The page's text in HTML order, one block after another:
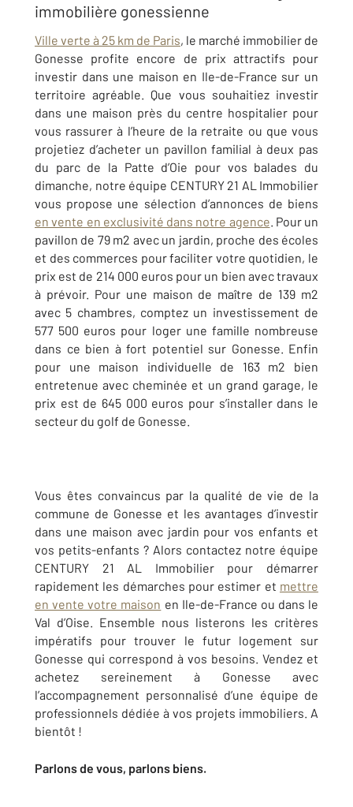
immobilière gonessienne
Ville verte à 25 km de Paris, le marché immobilier de
Gonesse profite encore de prix attractifs pour
investir dans une maison en Ile-de-France sur un
territoire agréable. Que vous souhaitiez investir
dans une maison près du centre hospitalier pour
vous rassurer à l’heure de la retraite ou que vous
projetiez d’acheter un pavillon familial à deux pas
du parc de la Patte d’Oie pour vos balades du
dimanche, notre équipe CENTURY 21 AL Immobilier
vous propose une sélection d’annonces de biens
en vente en exclusivité dans notre agence. Pour un
pavillon de 79 m2 avec un jardin, proche des écoles
et des commerces pour faciliter votre quotidien, le
prix est de 214 000 euros pour un bien avec travaux
à prévoir. Pour une maison de maître de 139 m2
avec 5 chambres, comptez un investissement de
577 500 euros pour loger une famille nombreuse
dans ce bien à fort potentiel sur Gonesse. Enfin
pour une maison individuelle de 163 m2 bien
entretenue avec cheminée et un grand garage, le
prix est de 645 000 euros pour s’installer dans le
secteur du golf de Gonesse.
Vous êtes convaincus par la qualité de vie de la
commune de Gonesse et les avantages d’investir
dans une maison avec jardin pour vos enfants et
vos petits-enfants ? Alors contactez notre équipe
CENTURY 21 AL Immobilier pour démarrer
rapidement les démarches pour estimer et mettre
en vente votre maison en Ile-de-France ou dans le
Val d’Oise. Ensemble nous listerons les critères
impératifs pour trouver le futur logement sur
Gonesse qui correspond à vos besoins. Vendez et
achetez sereinement à Gonesse avec
l’accompagnement personnalisé d’une équipe de
professionnels dédiée à vos projets immobiliers. A
bientôt !
Parlons de vous, parlons biens.